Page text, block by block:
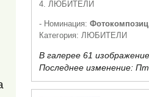
4. ЛЮБИТЕЛИ
- Номинация:
Категория: ЛЮБИТЕЛИ
В галерее 61
Последнее изменение: